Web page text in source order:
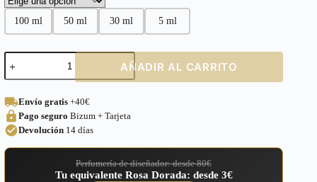
hasta
16,95€
100 ml 50 ml 30 ml 5 ml
Perfume
equivalente
a
Azzaro
para
Hombre
86
AÑADIR AL CARRITO
Envío gratis +40€
Pago seguro Bizum + Tarjeta
Devolución 14 días
Perfumería de diseñador: desde 80€
Tu equivalente Rosa Dorada: desde 3€